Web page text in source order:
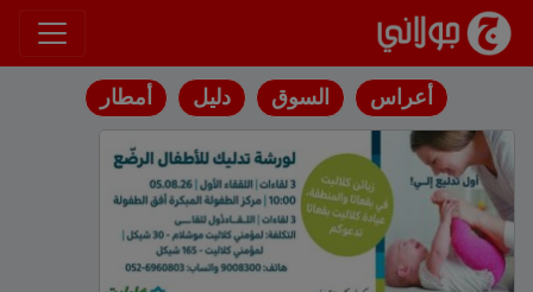
انتقل إلى المحتوى
أعراس السوق دليل أمطار